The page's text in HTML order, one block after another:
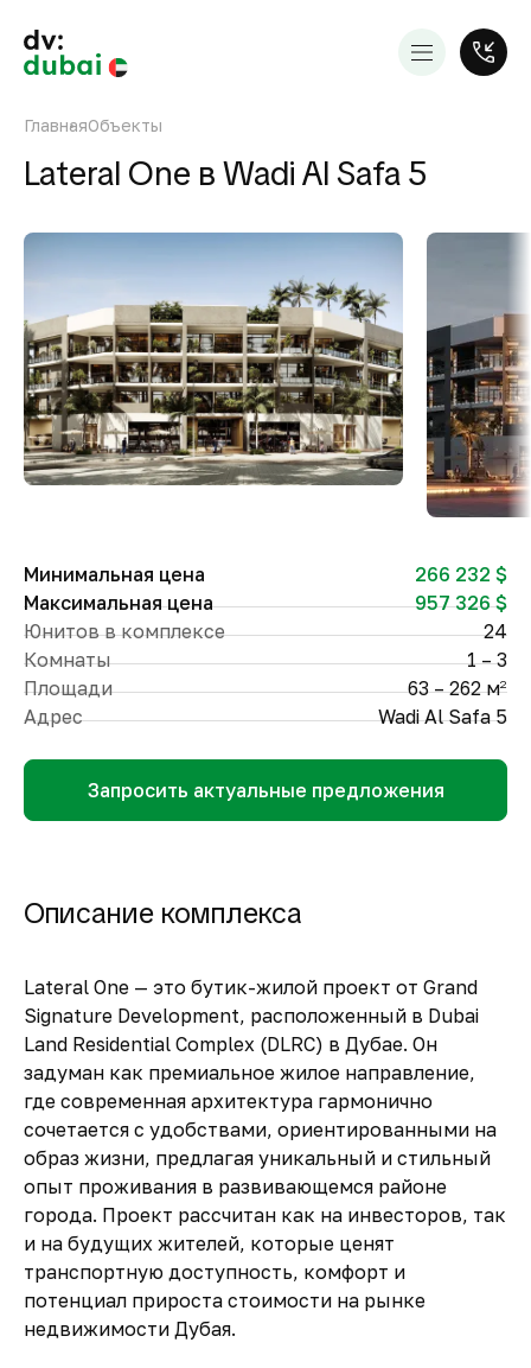
ГлавнаяОбъекты
Lateral One в Wadi Al Safa 5
Минимальная цена
266 232 $
Максимальная цена
957 326 $
Юнитов в комплексе
24
Комнаты
1 – 3
Площади
63 – 262 м2
Адрес Wadi Al Safa 5
Запросить актуальные предложения
Описание комплекса
Lateral One — это бутик-жилой проект от Grand
Signature Development, расположенный в Dubai
Land Residential Complex (DLRC) в Дубае. Он
задуман как премиальное жилое направление,
где современная архитектура гармонично
сочетается с удобствами, ориентированными на
образ жизни, предлагая уникальный и стильный
опыт проживания в развивающемся районе
города. Проект рассчитан как на инвесторов, так
и на будущих жителей, которые ценят
транспортную доступность, комфорт и
потенциал прироста стоимости на рынке
недвижимости Дубая.